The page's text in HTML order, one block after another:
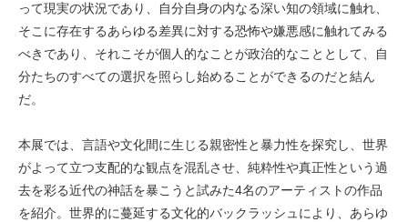
って現実の状況であり、自分自身の内なる深い知の領域に触れ、
そこに存在するあらゆる差異に対する恐怖や嫌悪感に触れてみる
べきであり、それこそが個人的なことが政治的なこととして、自
分たちのすべての選択を照らし始めることができるのだと結ん
だ。
本展では、言語や文化間に生じる親密性と暴力性を探究し、世界
がよって立つ支配的な観点を混乱させ、純粋性や真正性という過
去を彩る近代の神話を暴こうと試みた4名のアーティストの作品
を紹介。世界的に蔓延する文化的バックラッシュにより、あらゆ